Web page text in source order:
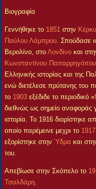
Βιογραφία
Γεννήθηκε το 1851 στην
Παύλου Λάμπρου. Σπούδασε
Βερολίνο, στοΛονδίνο και
Κωνσταντίνου
Ελληνικής ιστορίας και της
ενώ διετέλεσε πρύτανης του
το 1903 εξέδιδε το περιοδικό «
διεθνώς ως σημείο αναφοράς
ιστορία. Το 1916 διορίστηκε
οποίο παρέμεινε μεχρι το 1917
εξορίστηκε στηνΎδρα και
του.
Απεβίωσε στην Σκόπελο το
Τσαλδάρη.